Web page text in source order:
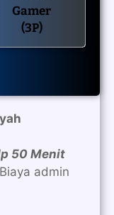
Gamer
(3P)
50 Menit
admin